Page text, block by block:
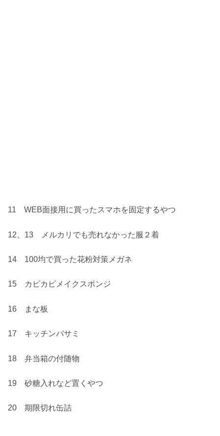
11 WEB面接用に買ったスマホを固定するやつ
12、13 メルカリでも売れなかった服２着
14 100均で買った花粉対策メガネ
15 カピカピメイクスポンジ
16 まな板
17 キッチンバサミ
18 弁当箱の付随物
19 砂糖入れなど置くやつ
20 期限切れ缶詰